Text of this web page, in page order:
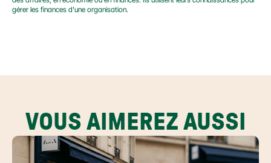
gérer les finances d'une organisation.
VOUS AIMEREZ AUSSI